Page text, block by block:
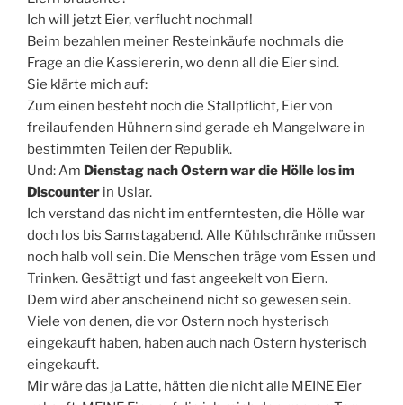
Ich will jetzt Eier, verflucht nochmal!
Beim bezahlen meiner Resteinkäufe nochmals die
Frage an die Kassiererin, wo denn all die Eier sind.
Sie klärte mich auf:
Zum einen besteht noch die Stallpflicht, Eier von
freilaufenden Hühnern sind gerade eh Mangelware in
bestimmten Teilen der Republik.
Und: Am Dienstag nach Ostern war die Hölle los im
Discounter in Uslar.
Ich verstand das nicht im entferntesten, die Hölle war
doch los bis Samstagabend. Alle Kühlschränke müssen
noch halb voll sein. Die Menschen träge vom Essen und
Trinken. Gesättigt und fast angeekelt von Eiern.
Dem wird aber anscheinend nicht so gewesen sein.
Viele von denen, die vor Ostern noch hysterisch
eingekauft haben, haben auch nach Ostern hysterisch
eingekauft.
Mir wäre das ja Latte, hätten die nicht alle MEINE Eier